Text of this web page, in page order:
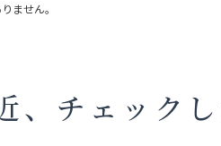
ません。
、チェック